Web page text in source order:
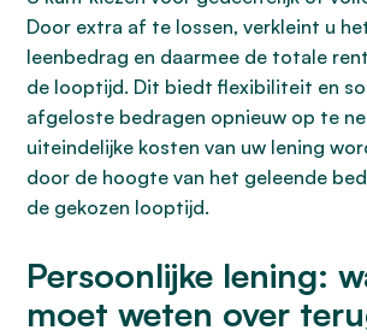
Door extra af te lossen, verkleint u
leenbedrag en daarmee de totale
de looptijd. Dit biedt flexibiliteit en
afgeloste bedragen opnieuw op te
uiteindelijke kosten van uw lening
door de hoogte van het geleende
de gekozen looptijd.
Persoonlijke lening:
moet weten over